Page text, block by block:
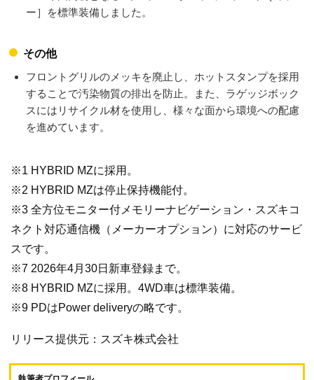
ー］を標準装備しました。
その他
フロントグリルのメッキを廃止し、ホットスタンプを採用
することで汚染物質の排出を防止。また、ラゲッジボック
スにはリサイクル材を使用し、様々な面から環境への配慮
を進めています。
※1 HYBRID MZに採用。
※2 HYBRID MZは停止保持機能付。
※3 全方位モニター付メモリーナビゲーション・スズキコ
ネクト対応通信機（メーカーオプション）に対応のサービ
スです。
※7 2026年4月30日新車登録まで。
※8 HYBRID MZに採用。4WD車は標準装備。
※9 PDはPower deliveryの略です。
リリース提供元：スズキ株式会社